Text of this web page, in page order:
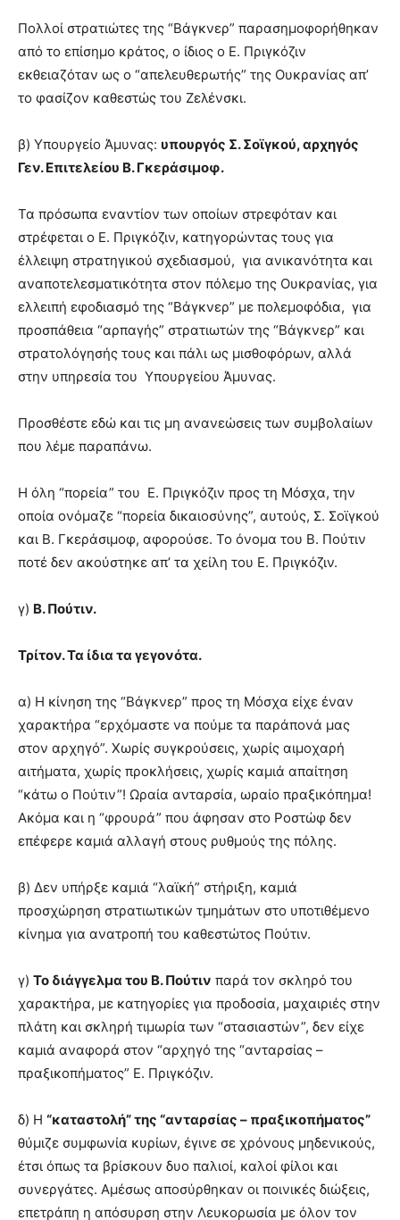
Πολλοί στρατιώτες της “Βάγκνερ” παρασημοφορήθηκαν
από το επίσημο κράτος, ο ίδιος ο Ε. Πριγκόζιν
εκθειαζόταν ως ο “απελευθερωτής” της Ουκρανίας απ’
το φασίζον καθεστώς του Ζελένσκι.
β) Υπουργείο Άμυνας: υπουργός Σ. Σοϊγκού, αρχηγός
Γεν. Επιτελείου Β. Γκεράσιμοφ.
Τα πρόσωπα εναντίον των οποίων στρεφόταν και
στρέφεται ο Ε. Πριγκόζιν, κατηγορώντας τους για
έλλειψη στρατηγικού σχεδιασμού, για ανικανότητα και
αναποτελεσματικότητα στον πόλεμο της Ουκρανίας, για
ελλειπή εφοδιασμό της “Βάγκνερ” με πολεμοφόδια, για
προσπάθεια “αρπαγής” στρατιωτών της “Βάγκνερ” και
στρατολόγησής τους και πάλι ως μισθοφόρων, αλλά
στην υπηρεσία του Υπουργείου Άμυνας.
Προσθέστε εδώ και τις μη ανανεώσεις των συμβολαίων
που λέμε παραπάνω.
Η όλη “πορεία” του Ε. Πριγκόζιν προς τη Μόσχα, την
οποία ονόμαζε “πορεία δικαιοσύνης”, αυτούς, Σ. Σοϊγκού
και Β. Γκεράσιμοφ, αφορούσε. Το όνομα του Β. Πούτιν
ποτέ δεν ακούστηκε απ’ τα χείλη του Ε. Πριγκόζιν.
γ) Β. Πούτιν.
Τρίτον. Τα ίδια τα γεγονότα.
α) Η κίνηση της “Βάγκνερ” προς τη Μόσχα είχε έναν
χαρακτήρα “ερχόμαστε να πούμε τα παράπονά μας
στον αρχηγό”. Χωρίς συγκρούσεις, χωρίς αιμοχαρή
αιτήματα, χωρίς προκλήσεις, χωρίς καμιά απαίτηση
“κάτω ο Πούτιν”! Ωραία ανταρσία, ωραίο πραξικόπημα!
Ακόμα και η “φρουρά” που άφησαν στο Ροστώφ δεν
επέφερε καμιά αλλαγή στους ρυθμούς της πόλης.
β) Δεν υπήρξε καμιά “λαϊκή” στήριξη, καμιά
προσχώρηση στρατιωτικών τμημάτων στο υποτιθέμενο
κίνημα για ανατροπή του καθεστώτος Πούτιν.
γ) Το διάγγελμα του Β. Πούτιν παρά τον σκληρό του
χαρακτήρα, με κατηγορίες για προδοσία, μαχαιριές στην
πλάτη και σκληρή τιμωρία των “στασιαστών”, δεν είχε
καμιά αναφορά στον “αρχηγό της “ανταρσίας –
πραξικοπήματος” Ε. Πριγκόζιν.
δ) Η “καταστολή” της “ανταρσίας – πραξικοπήματος”
θύμιζε συμφωνία κυρίων, έγινε σε χρόνους μηδενικούς,
έτσι όπως τα βρίσκουν δυο παλιοί, καλοί φίλοι και
συνεργάτες. Αμέσως αποσύρθηκαν οι ποινικές διώξεις,
επετράπη η απόσυρση στην Λευκορωσία με όλον τον